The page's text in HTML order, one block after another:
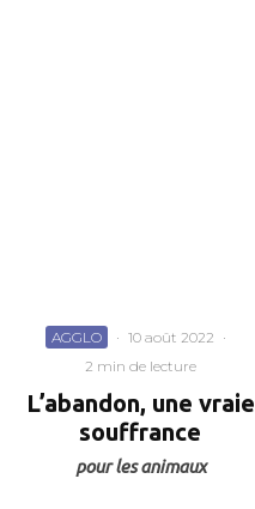
AGGLO · 10 août 2022 ·
2 min de lecture
L’abandon, une vraie
souffrance
pour les animaux